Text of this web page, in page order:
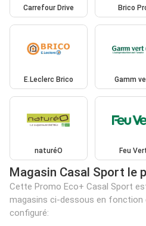
Carrefour Drive Brico
E.Leclerc Brico Gamm
naturéO Feu
Magasin Casal Sport le
Cette Promo Eco+ Casal Sport
magasins ci-dessous en fonction
configuré: